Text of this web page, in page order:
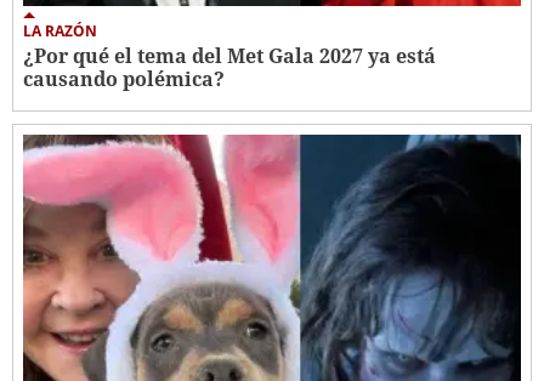
LA RAZÓN
¿Por qué el tema del Met Gala 2027 ya está
causando polémica?